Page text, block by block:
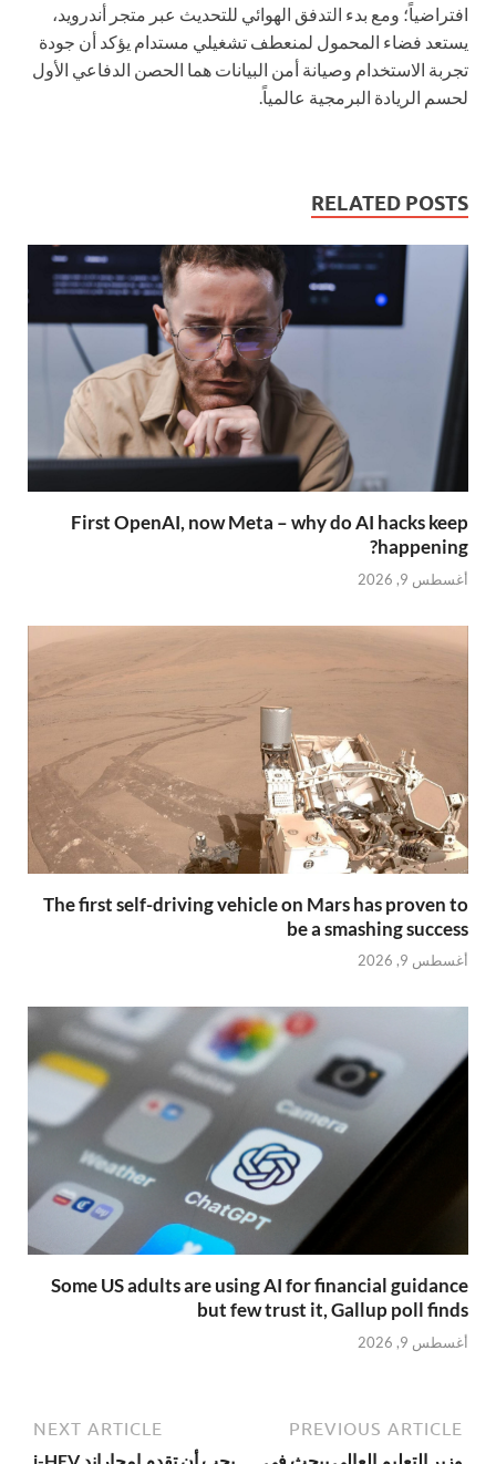
افتراضياً؛ ومع بدء التدفق الهوائي للتحديث عبر متجر أندرويد،
يستعد فضاء المحمول لمنعطف تشغيلي مستدام يؤكد أن جودة
تجربة الاستخدام وصيانة أمن البيانات هما الحصن الدفاعي الأول
لحسم الريادة البرمجية عالمياً.
RELATED POSTS
First OpenAI, now Meta – why do AI hacks keep
happening?
أغسطس 9, 2026
The first self-driving vehicle on Mars has proven to
be a smashing success
أغسطس 9, 2026
Some US adults are using AI for financial guidance
but few trust it, Gallup poll finds
أغسطس 9, 2026
PREVIOUS ARTICLE
وزير التعليم العالي يبحث في
NEXT ARTICLE
يجب أن تقدم إمجاراند i-HEV